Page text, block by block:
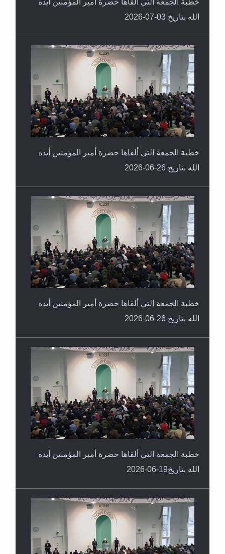
الله بتاريخ 03-07-2026
خطبة الجمعة التي ألقاها حضرة أمير المؤمنين أيده
الله بتاريخ 26-06-2026
خطبة الجمعة التي ألقاها حضرة أمير المؤمنين أيده
الله بتاريخ 26-06-2026
خطبة الجمعة التي ألقاها حضرة أمير المؤمنين أيده
الله بتاريخ19-06-2026